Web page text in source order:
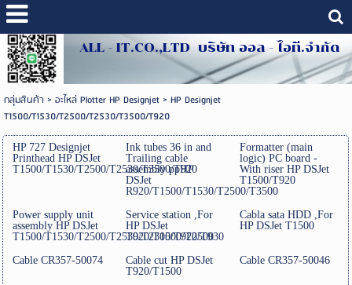
ALL - IT.CO.,LTD บริษัท ออล - ไอที.จำกัด
กลุ่มสินค้า > อะไหล่ Plotter HP Designjet> HP Designjet
T1500/T1530/T2500/T2530/T3500/T920
HP 727 Designjet
Printhead HP DSJet
T1500/T1530/T2500/T2530/T3500/T920
Ink tubes 36 in and
Trailing cable
assembly ppHP
DSJet
R920/T1500/T1530/T2500/T3500
Formatter (main
logic) PC board -
With riser HP DSJet
T1500/T920
Power supply unit
assembly HP DSJet
T1500/T1530/T2500/T2530/T2300/T920/T930
Service station ,For
HP DSJet
T920/T1500/T2500
Cabla sata HDD ,For
HP DSJet T1500
Cable CR357-50074
Cable cut HP DSJet
T920/T1500
Cable CR357-50046